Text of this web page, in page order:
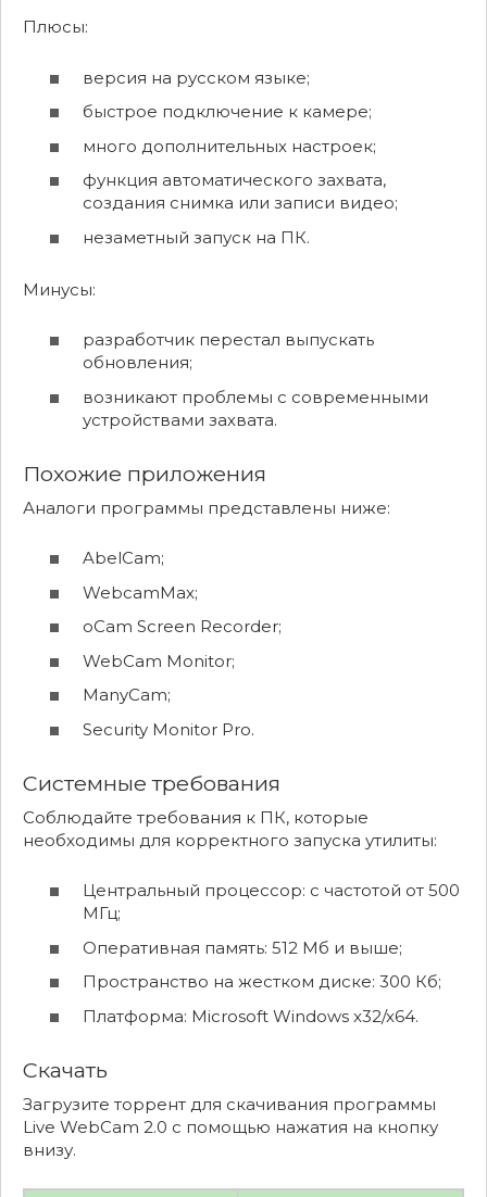
Плюсы:
версия на русском языке;
быстрое подключение к камере;
много дополнительных настроек;
функция автоматического захвата,
создания снимка или записи видео;
незаметный запуск на ПК.
Минусы:
разработчик перестал выпускать
обновления;
возникают проблемы с современными
устройствами захвата.
Похожие приложения
Аналоги программы представлены ниже:
AbelCam;
WebcamMax;
oCam Screen Recorder;
WebCam Monitor;
ManyCam;
Security Monitor Pro.
Системные требования
Соблюдайте требования к ПК, которые
необходимы для корректного запуска утилиты:
Центральный процессор: с частотой от 500
МГц;
Оперативная память: 512 Мб и выше;
Пространство на жестком диске: 300 Кб;
Платформа: Microsoft Windows x32/x64.
Скачать
Загрузите торрент для скачивания программы
Live WebCam 2.0 с помощью нажатия на кнопку
внизу.